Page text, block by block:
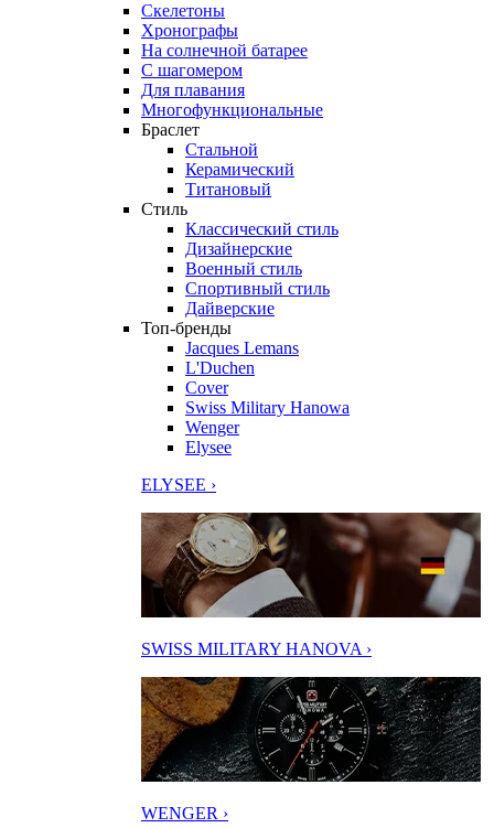
Скелетоны
Хронографы
На солнечной батарее
С шагомером
Для плавания
Многофункциональные
Браслет
Стальной
Керамический
Титановый
Стиль
Классический стиль
Дизайнерские
Военный стиль
Спортивный стиль
Дайверские
Топ-бренды
Jacques Lemans
L'Duchen
Cover
Swiss Military Hanowa
Wenger
Elysee
ELYSEE ›
SWISS MILITARY HANOVA ›
WENGER ›